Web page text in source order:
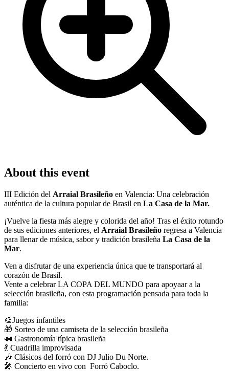
About this event
III Edición del Arraial Brasileño en Valencia: Una celebración
auténtica de la cultura popular de Brasil en La Casa de la Mar.
¡Vuelve la fiesta más alegre y colorida del año! Tras el éxito rotundo
de sus ediciones anteriores, el Arraial Brasileño regresa a Valencia
para llenar de música, sabor y tradición brasileña La Casa de la
Mar.
Ven a disfrutar de una experiencia única que te transportará al
corazón de Brasil.
Vente a celebrar LA COPA DEL MUNDO para apoyaar a la
selección brasileña, con esta programación pensada para toda la
familia:
🎨Juegos infantiles
🎁 Sorteo de una camiseta de la selección brasileña
🍛 Gastronomía típica brasileña
💃 Cuadrilla improvisada
🎶 Clásicos del forró con DJ Julio Du Norte.
🎤 Concierto en vivo con Forró Caboclo.